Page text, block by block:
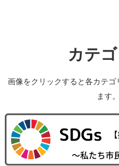
カテ
画像をクリックすると各カテ
ます。